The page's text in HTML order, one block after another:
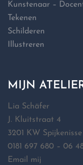
Kunstenaar –
Tekenen
Schilderen
Illustreren
MIJN
Lia Schäfer
J. Kluitstraat 4
3201 KW Spijkenisse
0181 697 680 – 06
Email mij